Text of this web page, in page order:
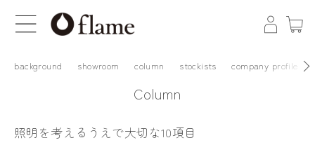
background showroom column stockists company profile
Column
照明を考えるうえで大切な10項目